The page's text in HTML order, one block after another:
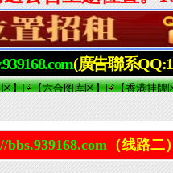
bbs.939168.com（线路二